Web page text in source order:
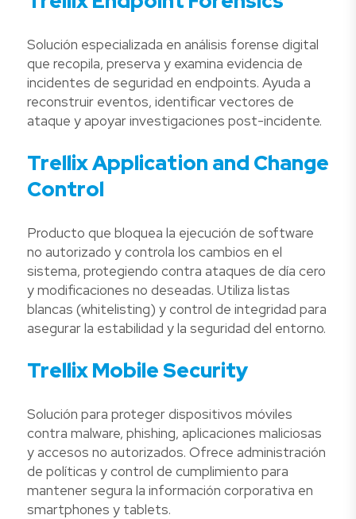
Solución especializada en análisis forense digital
que recopila, preserva y examina evidencia de
incidentes de seguridad en endpoints. Ayuda a
reconstruir eventos, identificar vectores de
ataque y apoyar investigaciones post-incidente.
Trellix Application and Change
Control
Producto que bloquea la ejecución de software
no autorizado y controla los cambios en el
sistema, protegiendo contra ataques de día cero
y modificaciones no deseadas. Utiliza listas
blancas (whitelisting) y control de integridad para
asegurar la estabilidad y la seguridad del entorno.
Trellix Mobile Security
Solución para proteger dispositivos móviles
contra malware, phishing, aplicaciones maliciosas
y accesos no autorizados. Ofrece administración
de políticas y control de cumplimiento para
mantener segura la información corporativa en
smartphones y tablets.